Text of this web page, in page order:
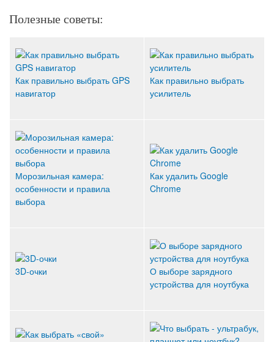
Полезные советы:
Как правильно выбрать GPS
навигатор
Как правильно выбрать
усилитель
Морозильная камера:
особенности и правила
выбора
Как удалить Google
Chrome
3D-очки
О выборе зарядного
устройства для ноутбука